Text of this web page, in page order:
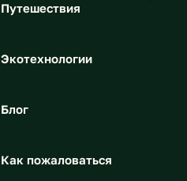
Путешествия
Экотехнологии
Блог
Как пожаловаться